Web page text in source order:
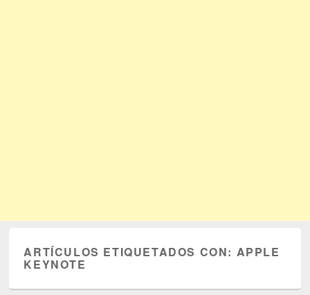
ARTÍCULOS ETIQUETADOS CON: APPLE
KEYNOTE